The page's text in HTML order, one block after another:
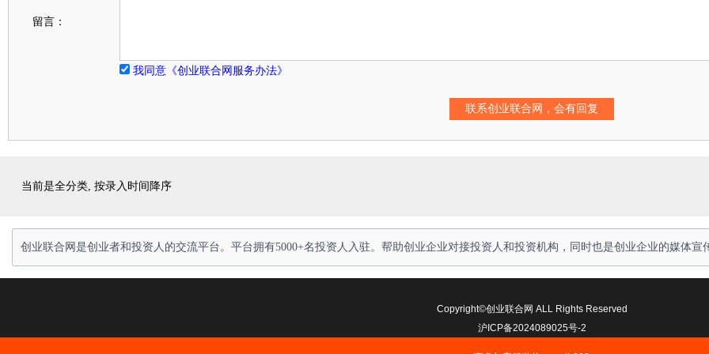
留言：
我同意《创业联合网服务办法》
当前是全分类, 按录入时间降序
创业联合网是创业者和投资人的交流平台。平台拥有5000+名投资人入驻。帮助创业企业对接投资人和投资机构，同时也是创业企业的媒体宣
Copyright©创业联合网 ALL Rights Reserved
沪ICP备2024089025号-2